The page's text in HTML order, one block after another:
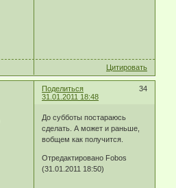
Цитировать
Поделиться
34
31.01.2011 18:48
До субботы постараюсь
сделать. А может и раньше,
вобщем как получится.
Отредактировано Fobos
(31.01.2011 18:50)